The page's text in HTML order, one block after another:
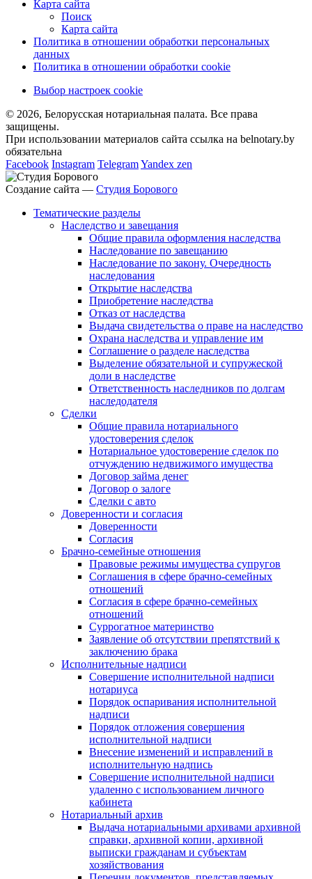
Карта сайта
Поиск
Карта сайта
Политика в отношении обработки персональных
данных
Политика в отношении обработки cookie
Выбор настроек cookie
© 2026, Белорусская нотариальная палата. Все права
защищены.
При использовании материалов сайта ссылка на belnotary.by
обязательна
Facebook Instagram TelegramYandex zen
Создание сайта — Студия Борового
Тематические разделы
Наследство и завещания
Общие правила оформления наследства
Наследование по завещанию
Наследование по закону. Очередность
наследования
Открытие наследства
Приобретение наследства
Отказ от наследства
Выдача свидетельства о праве на наследство
Охрана наследства и управление им
Соглашение о разделе наследства
Выделение обязательной и супружеской
доли в наследстве
Ответственность наследников по долгам
наследодателя
Сделки
Общие правила нотариального
удостоверения сделок
Нотариальное удостоверение сделок по
отчуждению недвижимого имущества
Договор займа денег
Договор о залоге
Сделки с авто
Доверенности и согласия
Доверенности
Согласия
Брачно-семейные отношения
Правовые режимы имущества супругов
Соглашения в сфере брачно-семейных
отношений
Согласия в сфере брачно-семейных
отношений
Суррогатное материнство
Заявление об отсутствии препятствий к
заключению брака
Исполнительные надписи
Совершение исполнительной надписи
нотариуса
Порядок оспаривания исполнительной
надписи
Порядок отложения совершения
исполнительной надписи
Внесение изменений и исправлений в
исполнительную надпись
Совершение исполнительной надписи
удаленно с использованием личного
кабинета
Нотариальный архив
Выдача нотариальными архивами архивной
справки, архивной копии, архивной
выписки гражданам и субъектам
хозяйствования